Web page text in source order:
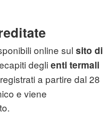
online sul sito di
degli enti termali
a partire dal 28
e viene